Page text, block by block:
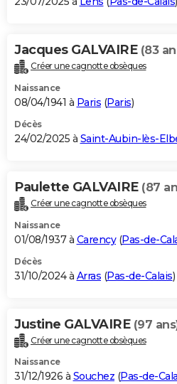
S'inscrire
Se connecter
Lycées
Collèges
Primaires
Universités
Entreprises
Service militaire
Avis de recherche
AVIS DE DÉCÈS
Bricolage
Lifestyle
Culture
Sport
Auto
Television
Voyage
Cinema
Jacques GALVAIRE (83
Créer une cagnotte obsèques
Naissance
08/04/1941 à Paris (Paris)
Décès
24/02/2025 à Saint-Aubin-lès-
Paulette GALVAIRE (87
Créer une cagnotte obsèques
Naissance
01/08/1937 à Carency(Pas-de-
Décès
31/10/2024 à Arras (Pas-de-Calais)
Justine GALVAIRE (97
Créer une cagnotte obsèques
Naissance
31/12/1926 à Souchez (Pas-de-